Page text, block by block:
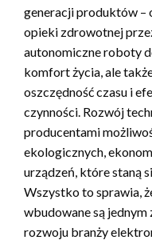
generacji produktów –
opieki zdrowotnej
autonomiczne roboty
komfort życia, ale
oszczędność czasu i
czynności. Rozwój
producentami
ekologicznych,
urządzeń, które staną
Wszystko to sprawia,
wbudowane są
rozwoju branży